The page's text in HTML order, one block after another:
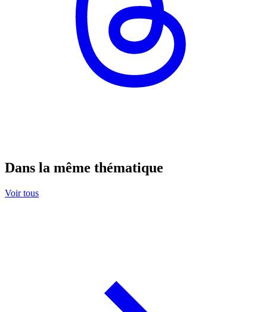
Dans la même thématique
Voir tous